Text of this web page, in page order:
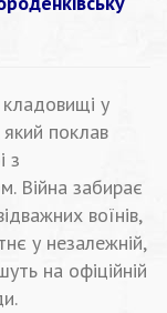
кладовищі у
поклав
з
Війна забирає
воїнів,
у незалежній,
на офіційній